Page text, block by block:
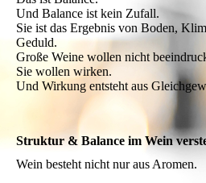
Und Balance ist kein Zufall.
Sie ist das Ergebnis von Boden,
Geduld.
Große Weine wollen nicht
Sie wollen wirken.
Und Wirkung entsteht aus
Struktur & Balance im Wein
Wein besteht nicht nur aus Aromen.